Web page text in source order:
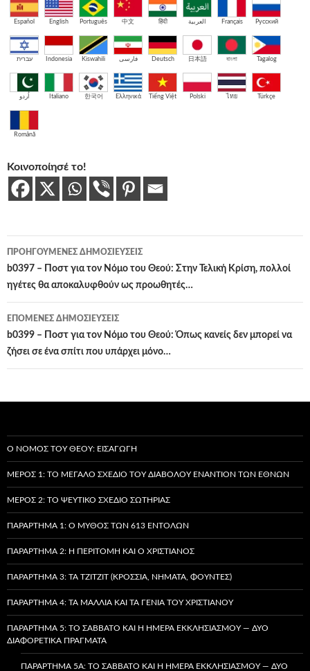
Español English Português 中文 हिंदी العربية Français Русский
עברית Indonesia Kiswahili فارسی Deutsch 日本語 বাংলা Tagalog
اُردو Italiano 한국어 Ελληνικά Tiếng Việt Polski ไทย Türkçe
Română
Κοινοποίησέ το!
Πλοήγηση
άρθρων
ΠΡΟΗΓΟΎΜΕΝΕΣ ΔΗΜΟΣΙΕΎΣΕΙΣ
b0397 – Ποστ για τον Νόμο του Θεού: Στην Τελική Κρίση, πολλοί
ηγέτες θα αποκαλυφθούν ως προωθητές…
ΕΠΌΜΕΝΕΣ ΔΗΜΟΣΙΕΎΣΕΙΣ
b0399 – Ποστ για τον Νόμο του Θεού: Όπως κανείς δεν μπορεί να
ζήσει σε ένα σπίτι που υπάρχει μόνο…
Ο ΝΌΜΟΣ ΤΟΥ ΘΕΟΎ: ΕΙΣΑΓΩΓΉ
ΜΈΡΟΣ 1: ΤΟ ΜΕΓΆΛΟ ΣΧΈΔΙΟ ΤΟΥ ΔΙΑΒΌΛΟΥ ΕΝΑΝΤΊΟΝ ΤΩΝ ΕΘΝΏΝ
ΜΈΡΟΣ 2: ΤΟ ΨΕΎΤΙΚΟ ΣΧΈΔΙΟ ΣΩΤΗΡΊΑΣ
ΠΑΡΆΡΤΗΜΑ 1: Ο ΜΎΘΟΣ ΤΩΝ 613 ΕΝΤΟΛΏΝ
ΠΑΡΆΡΤΗΜΑ 2: Η ΠΕΡΙΤΟΜΉ ΚΑΙ Ο ΧΡΙΣΤΙΑΝΌΣ
ΠΑΡΆΡΤΗΜΑ 3: ΤΑ TZITZIT (ΚΡΌΣΣΙΑ, ΝΉΜΑΤΑ, ΦΟΎΝΤΕΣ)
ΠΑΡΆΡΤΗΜΑ 4: ΤΑ ΜΑΛΛΙΆ ΚΑΙ ΤΑ ΓΈΝΙΑ ΤΟΥ ΧΡΙΣΤΙΑΝΟΎ
ΠΑΡΆΡΤΗΜΑ 5: ΤΟ ΣΆΒΒΑΤΟ ΚΑΙ Η ΗΜΈΡΑ ΕΚΚΛΗΣΙΑΣΜΟΎ — ΔΎΟ
ΔΙΑΦΟΡΕΤΙΚΆ ΠΡΆΓΜΑΤΑ
ΠΑΡΆΡΤΗΜΑ 5A: ΤΟ ΣΆΒΒΑΤΟ ΚΑΙ Η ΗΜΈΡΑ ΕΚΚΛΗΣΙΑΣΜΟΎ — ΔΎΟ